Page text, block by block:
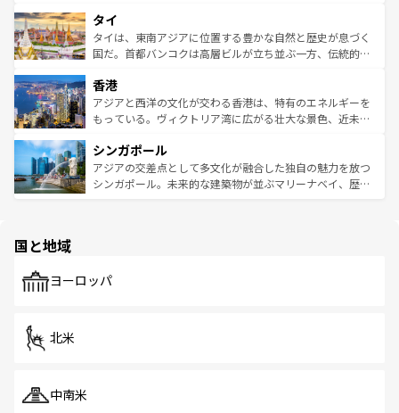
リティに包まれながら、韓国の多彩な魅力を心ゆくまで味
わってみてほしい。 なお、新着の韓国情報はコンテンツ一
覧を参照してほしい。
急速な発展と共に伝統が息づく。ハノイの古い町並みやホ
ーチミン市のフランス統治時代の建物も、独特の雰囲気を
醸し出している。また、バラエティの豊かさとおいしさで
とつ。フォーやバインミー、ベトナムコーヒーなどは、ぜ
ひ現地で味わいたい。どの地域を訪れてもあたたかい人々
が旅行者を迎えてくれるので、きっと忘れられない旅にな
参照してほしい。
タイ
タイは、東南アジアに位置する豊かな自然と歴史が息づく
国だ。首都バンコクは高層ビルが立ち並ぶ一方、伝統的な
の活気が交差している。北部ではチェンマイなどの山岳地
帯で自然と触れ合い、南部ではプーケットやクラビの美し
いビーチでリゾート気分を楽しむことができる。タイ料理
激する。気候は一年中温暖で、どの季節にも異なる楽しみ
が待っている。親しみやすいタイの人々、仏教を中心とし
た文化、そして多様な観光資源が、訪れる旅人を魅了し続
香港
アジアと西洋の文化が交わる香港は、特有のエネルギーを
もっている。ヴィクトリア湾に広がる壮大な景色、近未来
み、どこを訪れても感動するはず。観光スポットが密集し
ており、効率よく見どころを回れるのも魅力。息をのむよ
うな絶景から文化的な体験まで、香港を存分に楽しみ尽く
シンガポール
アジアの交差点として多文化が融合した独自の魅力を放つ
シンガポール。未来的な建築物が並ぶマリーナベイ、歴史
で、ホーカーズは地元の風情を楽しめる外せないスポット
国と地域
ヨーロッパ
北米
中南米